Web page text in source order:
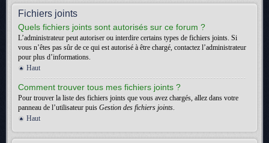
Fichiers joints
Quels fichiers joints sont autorisés sur ce forum ?
L’administrateur peut autoriser ou interdire certains types de fichiers joints. Si
vous n’êtes pas sûr de ce qui est autorisé à être chargé, contactez l’administrateur
pour plus d’informations.
Haut
Comment trouver tous mes fichiers joints ?
Pour trouver la liste des fichiers joints que vous avez chargés, allez dans votre
panneau de l’utilisateur puis Gestion des fichiers joints.
Haut